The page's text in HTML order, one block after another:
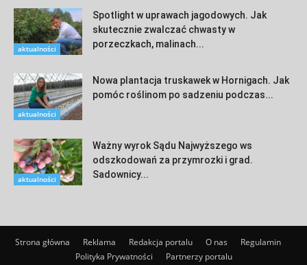
aktualności
Spotlight w uprawach jagodowych. Jak
skutecznie zwalczać chwasty w
porzeczkach, malinach...
aktualności
Nowa plantacja truskawek w Hornigach. Jak
pomóc roślinom po sadzeniu podczas...
aktualności
Ważny wyrok Sądu Najwyższego ws
odszkodowań za przymrozki i grad.
Sadownicy...
Strona główna Reklama Redakcja portalu O nas
Regulamin
Polityka Prywatności
Partnerzy portalu